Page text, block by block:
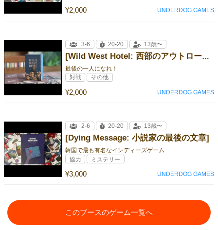
¥2,000 UNDERDOG GAMES
[Wild West Hotel: 西部のアウトローたち]
最後の一人になれ！
¥2,000
3-6 20-20 13歳〜
対戦 その他
UNDERDOG GAMES
[Dying Message: 小説家の最後の文章]
韓国で最も有名なインディーズゲーム
¥3,000
2-6 20-20 13歳〜
協力 ミステリー
UNDERDOG GAMES
このブースのゲーム一覧へ